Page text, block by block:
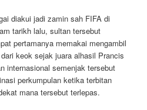
diakui jadi zamin sah FIFA di
tarikh lalu, sultan tersebut
pertamanya memakai mengambil
keok sejak juara alhasil Prancis
internasional semenjak tersebut
perkumpulan ketika terbitan
mana tersebut terlepas.